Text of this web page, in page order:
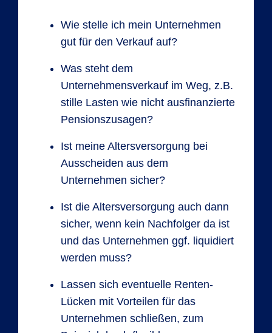
Wie stelle ich mein Unternehmen
gut für den Verkauf auf?
Was steht dem
Unternehmensverkauf im Weg, z.B.
stille Lasten wie nicht ausfinanzierte
Pensionszusagen?
Ist meine Altersversorgung bei
Ausscheiden aus dem
Unternehmen sicher?
Ist die Altersversorgung auch dann
sicher, wenn kein Nachfolger da ist
und das Unternehmen ggf. liquidiert
werden muss?
Lassen sich eventuelle Renten-
Lücken mit Vorteilen für das
Unternehmen schließen, zum